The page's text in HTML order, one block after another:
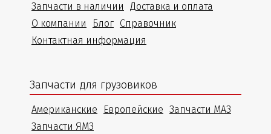
Запчасти в наличии
Доставка и оплата
О компании
Блог Справочник
Контактная информация
Запчасти для грузовиков
Американские Европейские Запчасти МАЗ
Запчасти ЯМЗ